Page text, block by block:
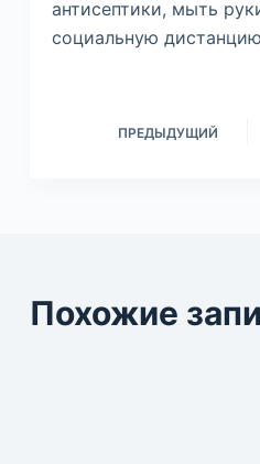
антисептики, мыть
социальную
ПРЕДЫДУЩИЙ
Похожие